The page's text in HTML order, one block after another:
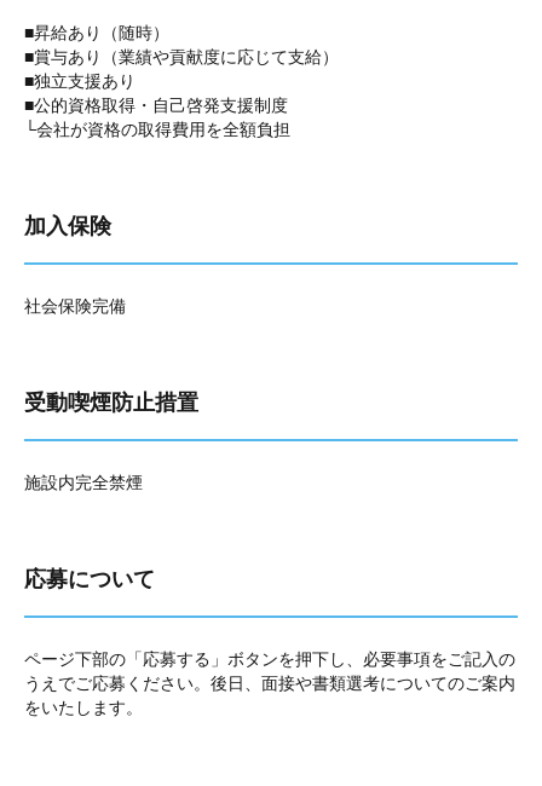
■昇給あり（随時）
■賞与あり（業績や貢献度に応じて支給）
■独立支援あり
■公的資格取得・自己啓発支援制度
└会社が資格の取得費用を全額負担
加入保険
社会保険完備
受動喫煙防止措置
施設内完全禁煙
応募について
ページ下部の「応募する」ボタンを押下し、必要事項をご記入の
うえでご応募ください。後日、面接や書類選考についてのご案内
をいたします。